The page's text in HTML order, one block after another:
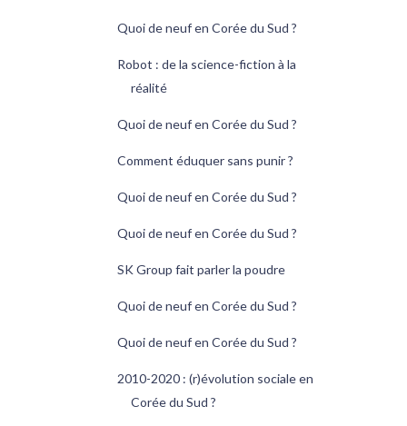
Quoi de neuf en Corée du Sud ?
Robot : de la science-fiction à la
réalité
Quoi de neuf en Corée du Sud ?
Comment éduquer sans punir ?
Quoi de neuf en Corée du Sud ?
Quoi de neuf en Corée du Sud ?
SK Group fait parler la poudre
Quoi de neuf en Corée du Sud ?
Quoi de neuf en Corée du Sud ?
2010-2020 : (r)évolution sociale en
Corée du Sud ?